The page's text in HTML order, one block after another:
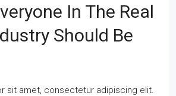
In The Real
Should Be
sit amet, consectetur adipiscing elit.